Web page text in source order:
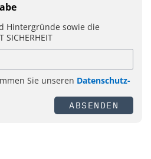
Hintergründe sowie die
Sie unseren Datenschutz-
ABSENDEN